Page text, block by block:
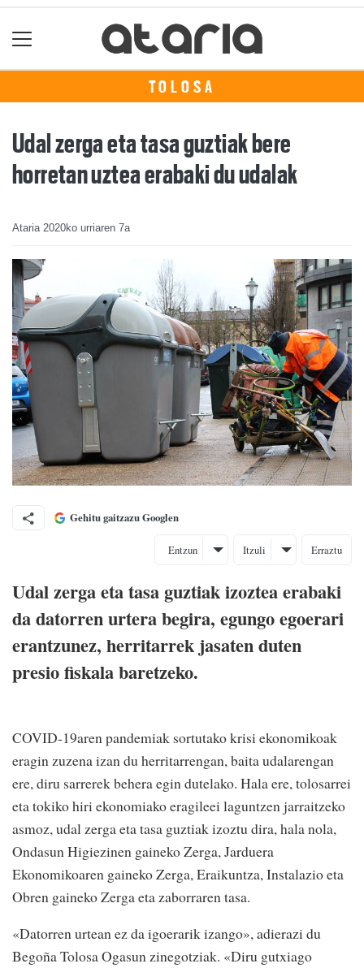
TOLOSA
Udal zerga eta tasa guztiak bere
horretan uztea erabaki du udalak
Ataria 2020ko urriaren 7a
Gehitu gaitzazu Googlen
Entzun Itzuli Erraztu
Udal zerga eta tasa guztiak izoztea erabaki
da datorren urtera begira, egungo egoerari
erantzunez, herritarrek jasaten duten
presio fiskala baretzeko.
COVID-19aren pandemiak sortutako krisi ekonomikoak
eragin zuzena izan du herritarrengan, baita udalarengan
ere, diru sarrerek behera egin dutelako. Hala ere, tolosarrei
eta tokiko hiri ekonomiako eragileei laguntzen jarraitzeko
asmoz, udal zerga eta tasa guztiak izoztu dira, hala nola,
Ondasun Higiezinen gaineko Zerga, Jarduera
Ekonomikoaren gaineko Zerga, Eraikuntza, Instalazio eta
Obren gaineko Zerga eta zaborraren tasa.
«Datorren urtean ez da igoerarik izango», adierazi du
Begoña Tolosa Ogasun zinegotziak. «Diru gutxiago